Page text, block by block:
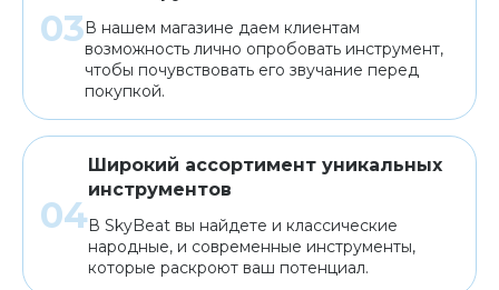
В нашем магазине даем клиентам
возможность лично опробовать инструмент,
чтобы почувствовать его звучание перед
покупкой.
Широкий ассортимент уникальных
инструментов
В SkyBeat вы найдете и классические
народные, и современные инструменты,
которые раскроют ваш потенциал.